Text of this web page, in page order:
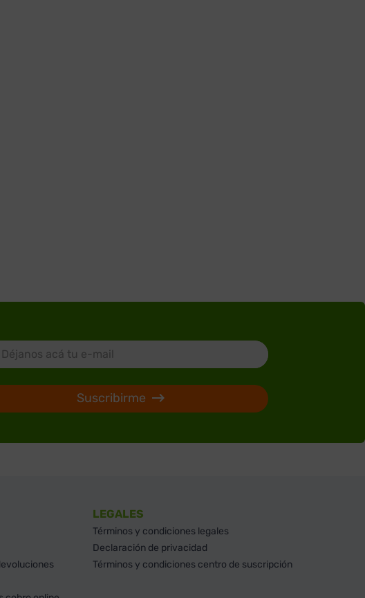
Suscribirme
LEGALES
Términos y condiciones legales
Declaración de privacidad
Términos y condiciones centro de suscripción